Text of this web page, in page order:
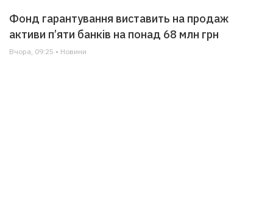
Фонд гарантування виставить на продаж
активи п’яти банків на понад 68 млн грн
Вчора, 09:25 • Новини